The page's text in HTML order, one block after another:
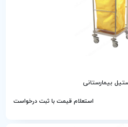
بیمارستانی
استعلام قیمت با ثبت درخواست